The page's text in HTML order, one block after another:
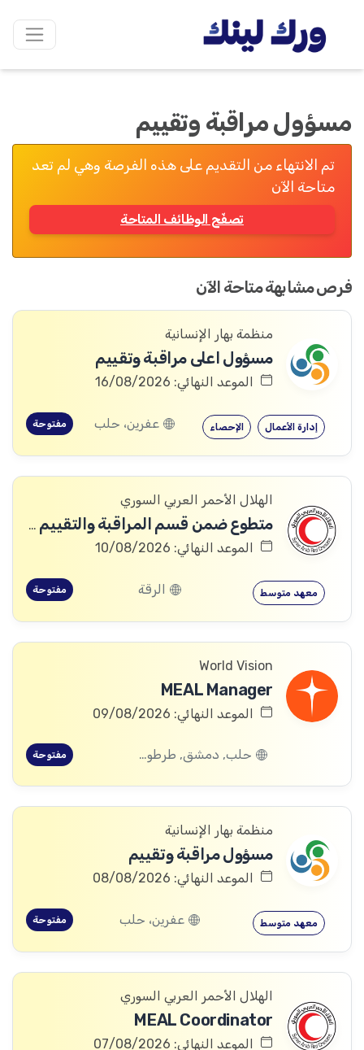
مسؤول مراقبة وتقييم
تم الانتهاء من التقديم على هذه الفرصة وهي لم تعد
متاحة الآن
تصفّح الوظائف المتاحة
فرص مشابهة متاحة الآن
منظمة بهار الإنسانية
مسؤول اعلى مراقبة وتقييم
الموعد النهائي: 16/08/2026
الإحصاء إدارة الأعمال عفرين، حلب مفتوحة
الهلال الأحمر العربي السوري
متطوع ضمن قسم المراقبة والتقييم والتعلم (MEAL)
الموعد النهائي: 10/08/2026
معهد متوسط الرقة مفتوحة
World Vision
MEAL Manager
الموعد النهائي: 09/08/2026
حلب, دمشق, طرطوس, ريف دمشق, ديرالزور, درعا, السويداء, إدلب, القنيطرة, اللاذقية, الرقة, حمص, الحسكة, حماة مفتوحة
منظمة بهار الإنسانية
مسؤول مراقبة وتقييم
الموعد النهائي: 08/08/2026
معهد متوسط عفرين، حلب مفتوحة
الهلال الأحمر العربي السوري
MEAL Coordinator
الموعد النهائي: 07/08/2026